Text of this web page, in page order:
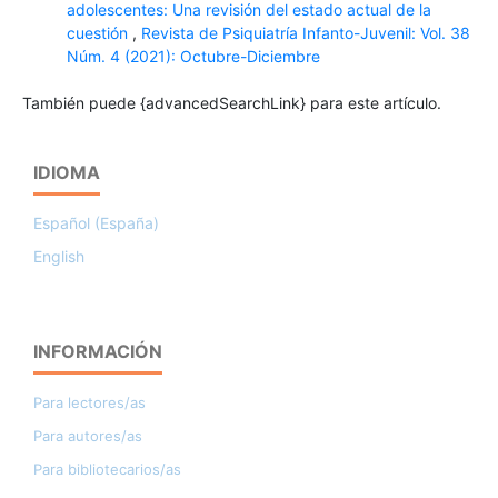
adolescentes: Una revisión del estado actual de la
cuestión , Revista de Psiquiatría Infanto-Juvenil: Vol. 38
Núm. 4 (2021): Octubre-Diciembre
También puede {advancedSearchLink} para este artículo.
IDIOMA
Español (España)
English
INFORMACIÓN
Para lectores/as
Para autores/as
Para bibliotecarios/as